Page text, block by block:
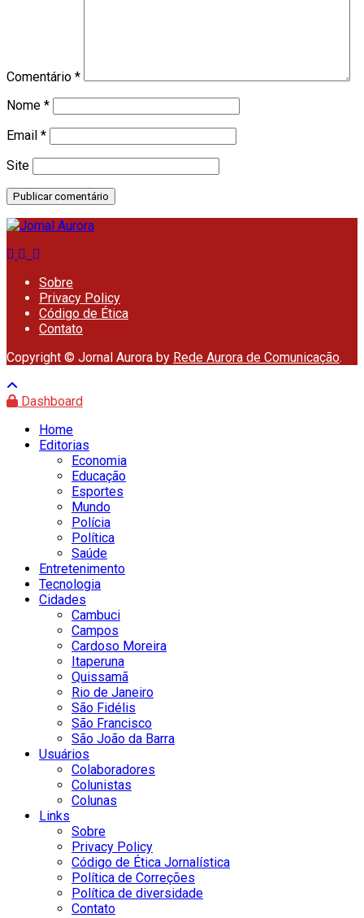
Comentário *
Nome *
Email *
Site
Sobre
Privacy Policy
Código de Ética
Contato
Copyright © Jornal Aurora by Rede Aurora de Comunicação.
Dashboard
Home
Editorias
Economia
Educação
Esportes
Mundo
Polícia
Política
Saúde
Entretenimento
Tecnologia
Cidades
Cambuci
Campos
Cardoso Moreira
Itaperuna
Quissamã
Rio de Janeiro
São Fidélis
São Francisco
São João da Barra
Usuários
Colaboradores
Colunistas
Colunas
Links
Sobre
Privacy Policy
Código de Ética Jornalística
Política de Correções
Política de diversidade
Contato